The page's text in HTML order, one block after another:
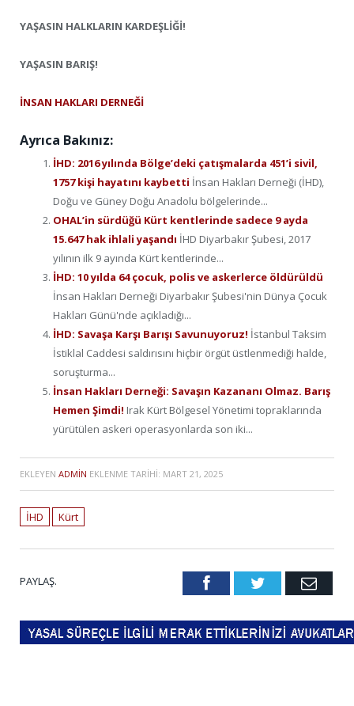
YAŞASIN HALKLARIN KARDEŞLİĞİ!
YAŞASIN BARIŞ!
İNSAN HAKLARI DERNEĞİ
Ayrıca Bakınız:
İHD: 2016 yılında Bölge’deki çatışmalarda 451’i sivil,
1757 kişi hayatını kaybetti İnsan Hakları Derneği (İHD),
Doğu ve Güney Doğu Anadolu bölgelerinde...
OHAL’in sürdüğü Kürt kentlerinde sadece 9 ayda
15.647 hak ihlali yaşandı İHD Diyarbakır Şubesi, 2017
yılının ilk 9 ayında Kürt kentlerinde...
İHD: 10 yılda 64 çocuk, polis ve askerlerce öldürüldü
İnsan Hakları Derneği Diyarbakır Şubesi'nin Dünya Çocuk
Hakları Günü'nde açıkladığı...
İHD: Savaşa Karşı Barışı Savunuyoruz! İstanbul Taksim
İstiklal Caddesi saldırısını hiçbir örgüt üstlenmediği halde,
soruşturma...
İnsan Hakları Derneği: Savaşın Kazananı Olmaz. Barış
Hemen Şimdi! Irak Kürt Bölgesel Yönetimi topraklarında
yürütülen askeri operasyonlarda son iki...
EKLEYEN ADMIN EKLENME TARIHI: MART 21, 2025
İHD Kürt
PAYLAŞ. FacebookTwitter Email